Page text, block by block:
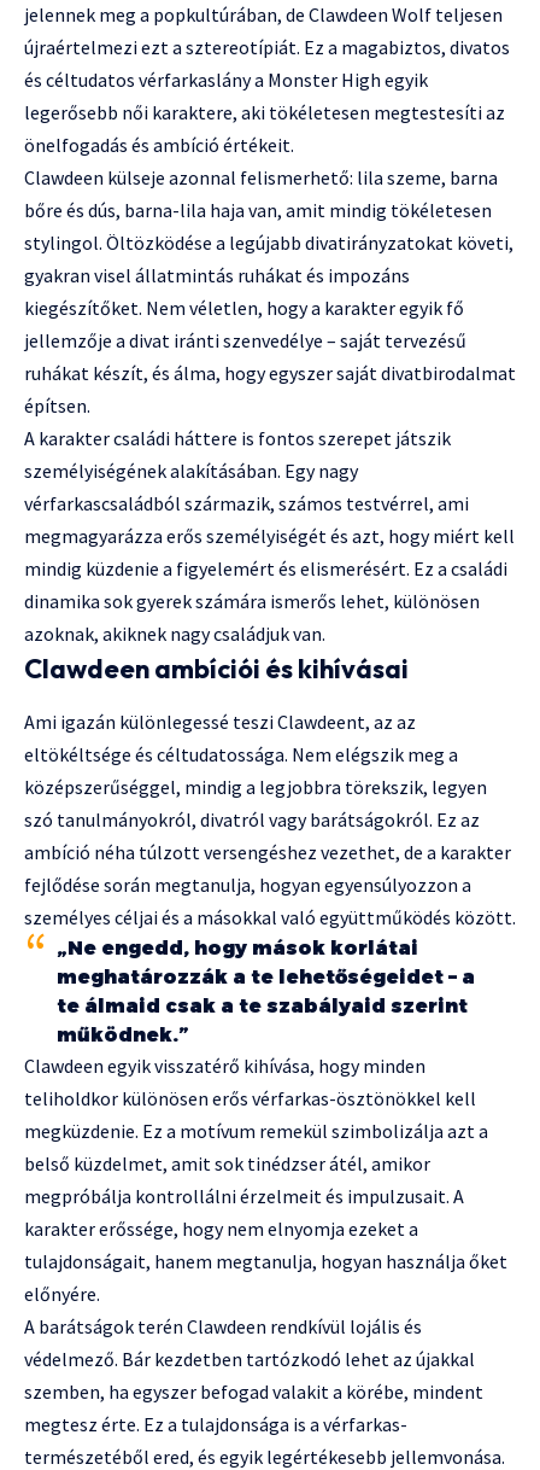
jelennek meg a popkultúrában, de Clawdeen Wolf teljesen
újraértelmezi ezt a sztereotípiát. Ez a magabiztos, divatos
és céltudatos vérfarkaslány a Monster High egyik
legerősebb női karaktere, aki tökéletesen megtestesíti az
önelfogadás és ambíció értékeit.
Clawdeen külseje azonnal felismerhető: lila szeme, barna
bőre és dús, barna-lila haja van, amit mindig tökéletesen
stylingol. Öltözködése a legújabb divatirányzatokat követi,
gyakran visel állatmintás ruhákat és impozáns
kiegészítőket. Nem véletlen, hogy a karakter egyik fő
jellemzője a divat iránti szenvedélye – saját tervezésű
ruhákat készít, és álma, hogy egyszer saját divatbirodalmat
építsen.
A karakter családi háttere is fontos szerepet játszik
személyiségének alakításában. Egy nagy
vérfarkascsaládból származik, számos testvérrel, ami
megmagyarázza erős személyiségét és azt, hogy miért kell
mindig küzdenie a figyelemért és elismerésért. Ez a családi
dinamika sok gyerek számára ismerős lehet, különösen
azoknak, akiknek nagy családjuk van.
Clawdeen ambíciói és kihívásai
Ami igazán különlegessé teszi Clawdeent, az az
eltökéltsége és céltudatossága. Nem elégszik meg a
középszerűséggel, mindig a legjobbra törekszik, legyen
szó tanulmányokról, divatról vagy barátságokról. Ez az
ambíció néha túlzott versengéshez vezethet, de a karakter
fejlődése során megtanulja, hogyan egyensúlyozzon a
személyes céljai és a másokkal való együttműködés között.
„Ne engedd, hogy mások korlátai
meghatározzák a te lehetőségeidet – a
te álmaid csak a te szabályaid szerint
működnek.”
Clawdeen egyik visszatérő kihívása, hogy minden
teliholdkor különösen erős vérfarkas-ösztönökkel kell
megküzdenie. Ez a motívum remekül szimbolizálja azt a
belső küzdelmet, amit sok tinédzser átél, amikor
megpróbálja kontrollálni érzelmeit és impulzusait. A
karakter erőssége, hogy nem elnyomja ezeket a
tulajdonságait, hanem megtanulja, hogyan használja őket
előnyére.
A barátságok terén Clawdeen rendkívül lojális és
védelmező. Bár kezdetben tartózkodó lehet az újakkal
szemben, ha egyszer befogad valakit a körébe, mindent
megtesz érte. Ez a tulajdonsága is a vérfarkas-
természetéből ered, és egyik legértékesebb jellemvonása.